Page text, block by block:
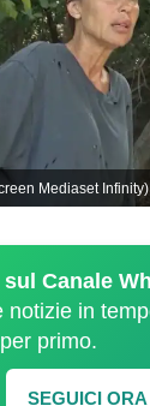
Mediaset Infinity)
Canale
notizie in
primo.
SEGUICI ORA